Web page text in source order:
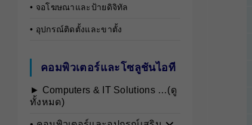
• จอโฆษณาและป้ายดิจิทัล
• อุปกรณ์ติดตั้งและขาตั้ง
คอมพิวเตอร์และโซลูชันไอที
► Computers & IT Solutions …(ดู
ทั้งหมด)